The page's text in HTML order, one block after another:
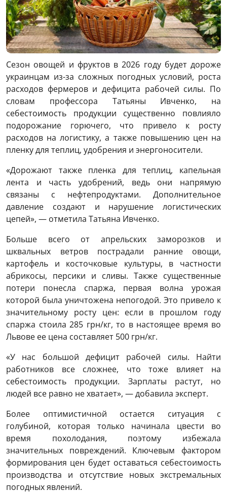
Сезон овощей и фруктов в 2026 году будет дороже
украинцам из-за сложных погодных условий, роста
расходов фермеров и дефицита рабочей силы. По
словам профессора Татьяны Ивченко, на
себестоимость продукции существенно повлияло
подорожание горючего, что привело к росту
расходов на логистику, а также повышению цен на
пленку для теплиц, удобрения и энергоносители.
«Дорожают также пленка для теплиц, капельная
лента и часть удобрений, ведь они напрямую
связаны с нефтепродуктами. Дополнительное
давление создают и нарушение логистических
цепей», — отметила Татьяна Ивченко.
Больше всего от апрельских заморозков и
шквальных ветров пострадали ранние овощи,
картофель и косточковые культуры, в частности
абрикосы, персики и сливы. Также существенные
потери понесла спаржа, первая волна урожая
которой была уничтожена непогодой. Это привело к
значительному росту цен: если в прошлом году
спаржа стоила 285 грн/кг, то в настоящее время во
Львове ее цена составляет 500 грн/кг.
«У нас большой дефицит рабочей силы. Найти
работников все сложнее, что тоже влияет на
себестоимость продукции. Зарплаты растут, но
людей все равно не хватает», — добавила эксперт.
Более оптимистичной остается ситуация с
голубиной, которая только начинала цвести во
время похолодания, поэтому избежала
значительных повреждений. Ключевым фактором
формирования цен будет оставаться себестоимость
производства и отсутствие новых экстремальных
погодных явлений.